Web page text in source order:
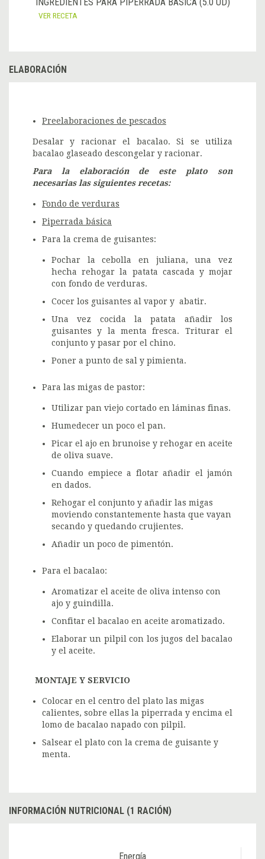
INGREDIENTES PARA PIPERRADA BÁSICA (5.0 UD)
VER RECETA
ELABORACIÓN
Preelaboraciones de pescados
Desalar y racionar el bacalao. Si se utiliza
bacalao glaseado descongelar y racionar.
Para la elaboración de este plato son
necesarias las siguientes recetas:
Fondo de verduras
Piperrada básica
Para la crema de guisantes:
Pochar la cebolla en juliana, una vez
hecha rehogar la patata cascada y mojar
con fondo de verduras.
Cocer los guisantes al vapor y abatir.
Una vez cocida la patata añadir los
guisantes y la menta fresca. Triturar el
conjunto y pasar por el chino.
Poner a punto de sal y pimienta.
Para las migas de pastor:
Utilizar pan viejo cortado en láminas finas.
Humedecer un poco el pan.
Picar el ajo en brunoise y rehogar en aceite
de oliva suave.
Cuando empiece a flotar añadir el jamón
en dados.
Rehogar el conjunto y añadir las migas
moviendo constantemente hasta que vayan
secando y quedando crujientes.
Añadir un poco de pimentón.
Para el bacalao:
Aromatizar el aceite de oliva intenso con
ajo y guindilla.
Confitar el bacalao en aceite aromatizado.
Elaborar un pilpil con los jugos del bacalao
y el aceite.
MONTAJE Y SERVICIO
Colocar en el centro del plato las migas
calientes, sobre ellas la piperrada y encima el
lomo de bacalao napado con pilpil.
Salsear el plato con la crema de guisante y
menta.
INFORMACIÓN NUTRICIONAL (1 RACIÓN)
Energía